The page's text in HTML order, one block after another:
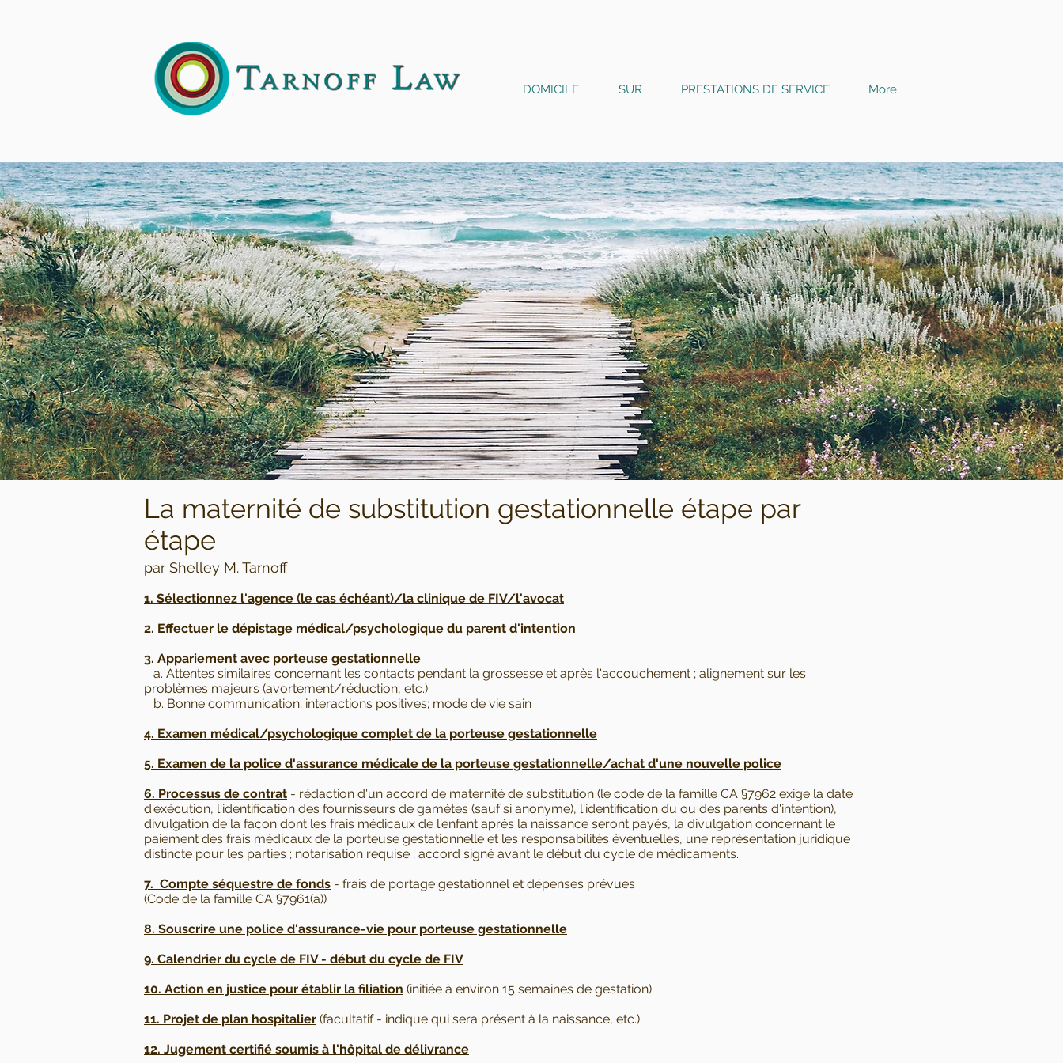
DOMICILE SUR PRESTATIONS DE SERVICE More
La maternité de substitution gestationnelle étape par
étape
par Shelley M. Tarnoff
1. Sélectionnez l'agence (le cas échéant)/la clinique de FIV/l'avocat
2. Effectuer le dépistage médical/psychologique du parent d'intention
3. Appariement avec porteuse gestationnelle
a. Attentes similaires concernant les contacts pendant la grossesse et après l'accouchement ; alignement sur les
problèmes majeurs (avortement/réduction, etc.)
b. Bonne communication; interactions positives; mode de vie sain
4. Examen médical/psychologique complet de la porteuse gestationnelle
5. Examen de la police d'assurance médicale de la porteuse gestationnelle/achat d'une nouvelle police
6. Processus de contrat - rédaction d'un accord de maternité de substitution (le code de la famille CA §7962 exige la date
d'exécution, l'identification des fournisseurs de gamètes (sauf si anonyme), l'identification du ou des parents d'intention),
divulgation de la façon dont les frais médicaux de l'enfant après la naissance seront payés, la divulgation concernant le
paiement des frais médicaux de la porteuse gestationnelle et les responsabilités éventuelles, une représentation juridique
distincte pour les parties ; notarisation requise ; accord signé avant le début du cycle de médicaments.
7. Compte séquestre de fonds - frais de portage gestationnel et dépenses prévues
(Code de la famille CA §7961(a))
8. Souscrire une police d'assurance-vie pour porteuse gestationnelle
9. Calendrier du cycle de FIV - début du cycle de FIV
10. Action en justice pour établir la filiation (initiée à environ 15 semaines de gestation)
11. Projet de plan hospitalier (facultatif - indique qui sera présent à la naissance, etc.)
12. Jugement certifié soumis à l'hôpital de délivrance